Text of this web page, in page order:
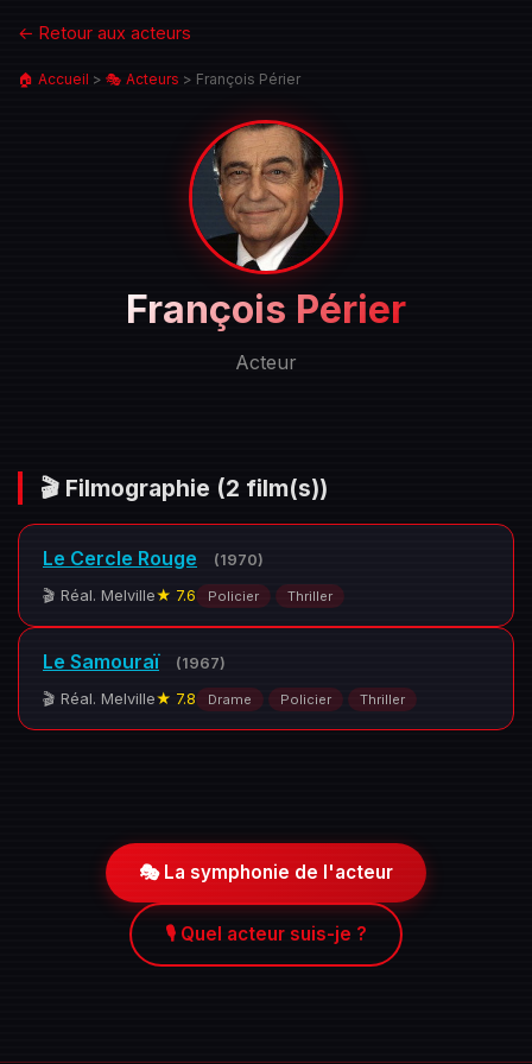
← Retour aux acteurs
🏠 Accueil > 🎭 Acteurs > François Périer
de
François
François Périer
Acteur
🎬 Filmographie (2 film(s))
Le Cercle Rouge
(1970)
🎬 Réal. Melville★ 7.6 Policier Thriller
Le Samouraï
(1967)
🎬 Réal. Melville★ 7.8 Drame Policier Thriller
🎭 La symphonie de l'acteur
🎙️ Quel acteur suis-je ?